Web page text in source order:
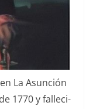
La Asun­ción
1770 y fal­l­e­ci­